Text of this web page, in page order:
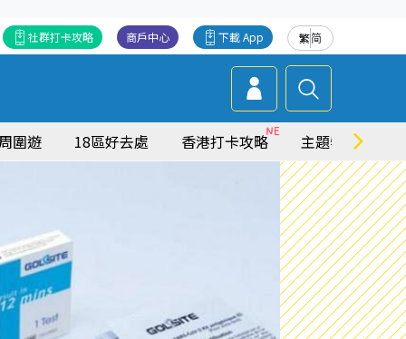
繁简
下載 App
商戶中心
社群打卡攻略
圍遊 18區好去處 香港打卡攻略 主題特集